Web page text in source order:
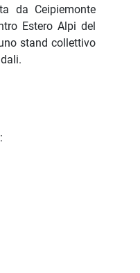
da Ceipiemonte
Estero Alpi del
stand collettivo